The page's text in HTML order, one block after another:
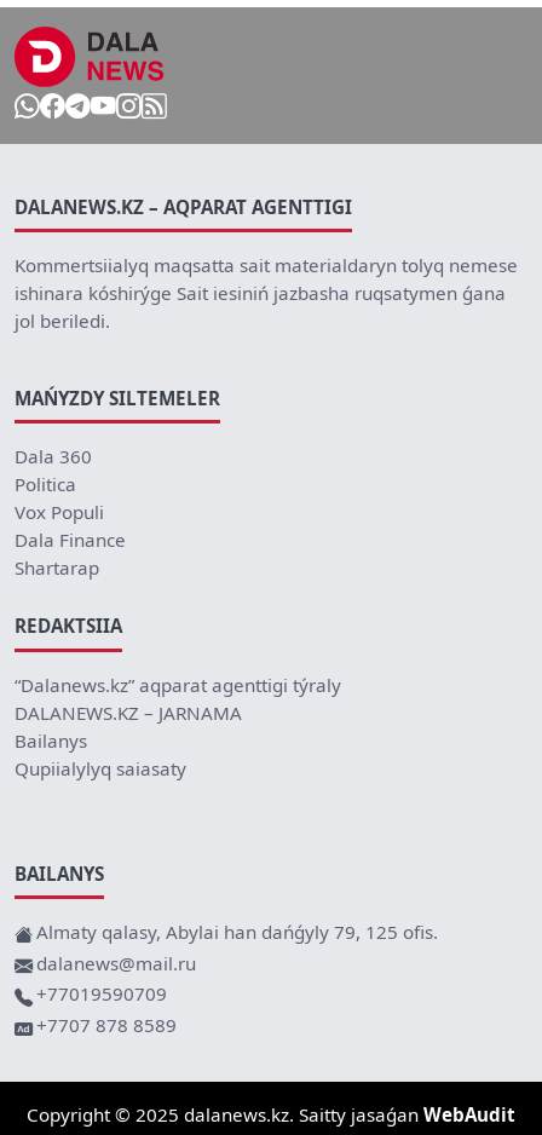
DALANEWS.KZ – AQPARAT AGENTTIGI
Kommertsiialyq maqsatta sait materialdaryn tolyq nemese
ishinara kóshirýge Sait iesiniń jazbasha ruqsatymen ǵana
jol beriledi.
MAŃYZDY SILTEMELER
Dala 360
Politica
Vox Populi
Dala Finance
Shartarap
REDAKTSIIA
“Dalanews.kz” aqparat agenttigi týraly
DALANEWS.KZ – JARNAMA
Bailanys
Qupiialylyq saiasaty
BAILANYS
Almaty qalasy, Abylai han dańǵyly 79, 125 ofis.
dalanews@mail.ru
+77019590709
+7707 878 8589
Copyright © 2025 dalanews.kz. Saitty jasaǵan WebAudit